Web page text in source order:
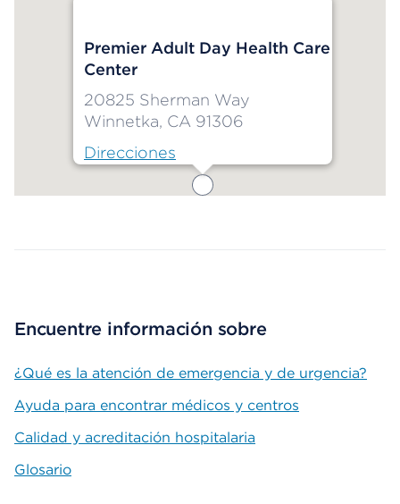
Premier Adult Day Health Care
Center
20825 Sherman Way
Winnetka, CA 91306
Direcciones
Encuentre información sobre
¿Qué es la atención de emergencia y de urgencia?
Ayuda para encontrar médicos y centros
Calidad y acreditación hospitalaria
Glosario